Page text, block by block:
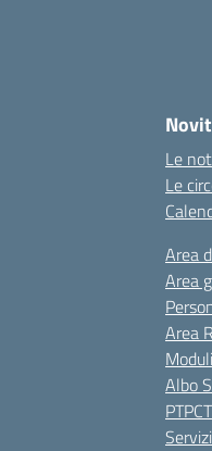
Le
Le
Area
Area
Area
Albo
PTPCT